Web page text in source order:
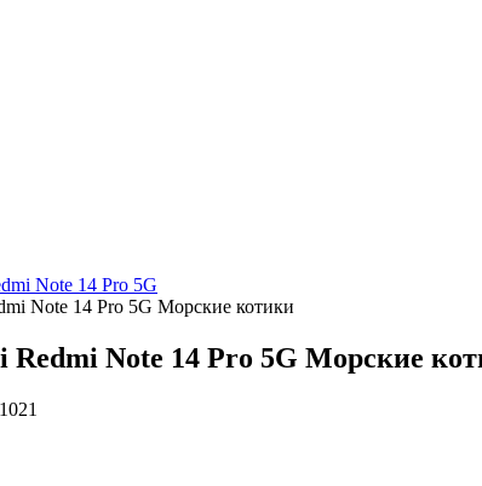
Note 14 Pro 5G
Note 14 Pro 5G Морские котики
Redmi Note 14 Pro 5G Морские